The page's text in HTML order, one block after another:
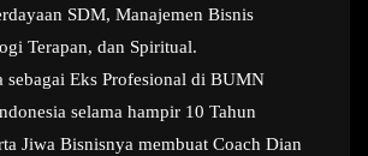
SDM, Manajemen Bisnis
Terapan, dan Spiritual.
sebagai Eks Profesional di BUMN
selama hampir 10 Tahun
Jiwa Bisnisnya membuat Coach Dian